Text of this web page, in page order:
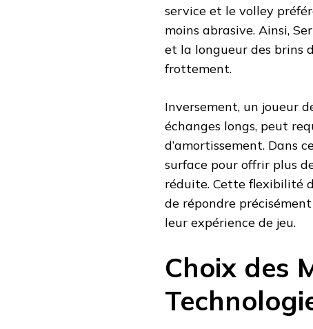
service et le volley
moins abrasive. Ainsi,
et la longueur des brins
frottement.
Inversement, un joueur
échanges longs, peut
d’amortissement. Dans
surface pour offrir plus
réduite. Cette flexibilité
de répondre
leur expérience de jeu.
Choix des